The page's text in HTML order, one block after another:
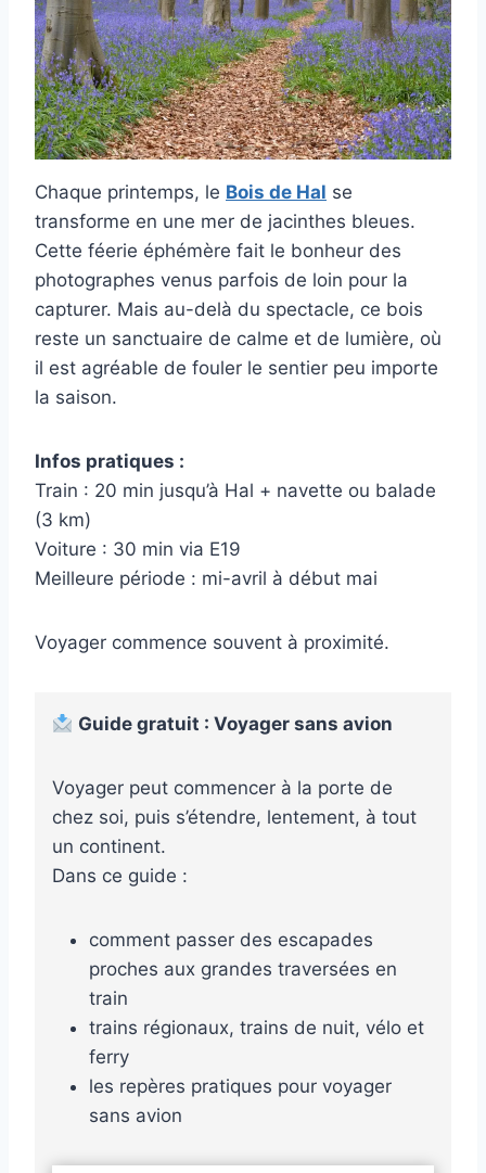
Chaque printemps, le Bois de Hal se
transforme en une mer de jacinthes bleues.
Cette féerie éphémère fait le bonheur des
photographes venus parfois de loin pour la
capturer. Mais au-delà du spectacle, ce bois
reste un sanctuaire de calme et de lumière, où
il est agréable de fouler le sentier peu importe
la saison.
Infos pratiques :
Train : 20 min jusqu’à Hal + navette ou balade
(3 km)
Voiture : 30 min via E19
Meilleure période : mi-avril à début mai
Voyager commence souvent à proximité.
Guide gratuit : Voyager sans avion
Voyager peut commencer à la porte de
chez soi, puis s’étendre, lentement, à tout
un continent.
Dans ce guide :
comment passer des escapades
proches aux grandes traversées en
train
trains régionaux, trains de nuit, vélo et
ferry
les repères pratiques pour voyager
sans avion